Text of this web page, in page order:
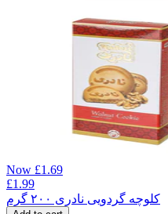
Now £1.69
£1.99
کلوچه گردویی نادری ۲۰۰ گرم